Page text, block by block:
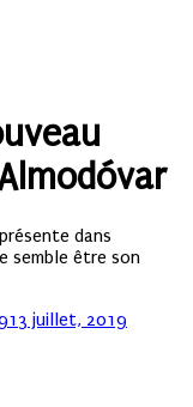
dans
semble être son
13 juillet, 2019